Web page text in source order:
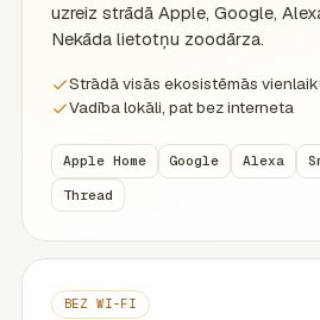
uzreiz strādā Apple, Google,
Nekāda lietotņu zoodārza.
Strādā visās ekosistēmās
Vadība lokāli, pat bez interneta
Apple Home Google Alexa
Thread
BEZ WI-FI